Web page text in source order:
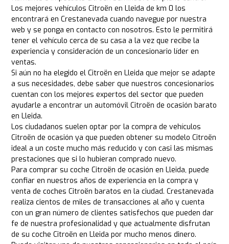
Los mejores vehículos Citroën en Lleida de km 0 los
encontrará en Crestanevada cuando navegue por nuestra
web y se ponga en contacto con nosotros. Esto le permitirá
tener el vehículo cerca de su casa a la vez que recibe la
experiencia y consideración de un concesionario líder en
ventas.
Si aún no ha elegido el Citroën en Lleida que mejor se adapte
a sus necesidades, debe saber que nuestros concesionarios
cuentan con los mejores expertos del sector que pueden
ayudarle a encontrar un automóvil Citroën de ocasión barato
en Lleida.
Los ciudadanos suelen optar por la compra de vehículos
Citroën de ocasión ya que pueden obtener su modelo Citroën
ideal a un coste mucho más reducido y con casi las mismas
prestaciones que si lo hubieran comprado nuevo.
Para comprar su coche Citroën de ocasión en Lleida, puede
confiar en nuestros años de experiencia en la compra y
venta de coches Citroën baratos en la ciudad. Crestanevada
realiza cientos de miles de transacciones al año y cuenta
con un gran número de clientes satisfechos que pueden dar
fe de nuestra profesionalidad y que actualmente disfrutan
de su coche Citroën en Lleida por mucho menos dinero.